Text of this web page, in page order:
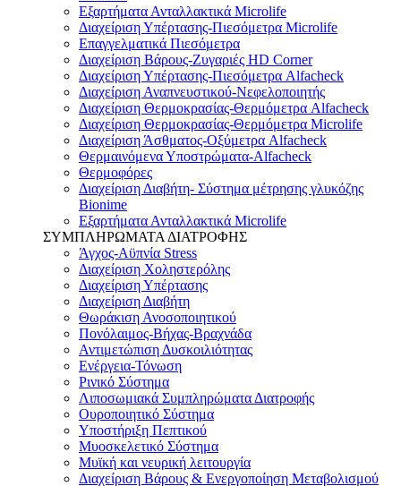
Εξαρτήματα Ανταλλακτικά Microlife
Διαχείριση Υπέρτασης-Πιεσόμετρα Microlife
Επαγγελματικά Πιεσόμετρα
Διαχείριση Βάρους-Ζυγαριές HD Corner
Διαχείριση Υπέρτασης-Πιεσόμετρα Alfacheck
Διαχείριση Αναπνευστικού-Νεφελοποιητής
Διαχείριση Θερμοκρασίας-Θερμόμετρα Alfacheck
Διαχείριση Θερμοκρασίας-Θερμόμετρα Microlife
Διαχείριση Άσθματος-Οξύμετρα Alfacheck
Θερμαινόμενα Υποστρώματα-Alfacheck
Θερμοφόρες
Διαχείριση Διαβήτη- Σύστημα μέτρησης γλυκόζης
Bionime
Εξαρτήματα Ανταλλακτικά Microlife
ΣΥΜΠΛΗΡΩΜΑΤΑ ΔΙΑΤΡΟΦΗΣ
Άγχος-Αϋπνία Stress
Διαχείριση Χοληστερόλης
Διαχείριση Υπέρτασης
Διαχείριση Διαβήτη
Θωράκιση Ανοσοποιητικού
Πονόλαιμος-Βήχας-Βραχνάδα
Αντιμετώπιση Δυσκοιλιότητας
Eνέργεια-Τόνωση
Ρινικό Σύστημα
Λιποσωμιακά Συμπληρώματα Διατροφής
Ουροποιητικό Σύστημα
Υποστήριξη Πεπτικού
Μυοσκελετικό Σύστημα
Μυϊκή και νευρική λειτουργία
Διαχείριση Βάρους & Ενεργοποίηση Μεταβολισμού